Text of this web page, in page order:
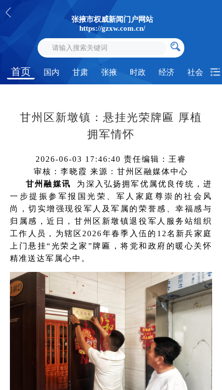
张掖市权威新闻门户网站
https://gzxw.com.cn/
首页 国内 甘肃 张掖 时政 经济 社会
甘州区新墩镇：悬挂光荣牌匾 厚植
拥军情怀
2026-06-03 17:46:40 责任编辑：王睿
审核：李晓霞 来源：甘州区融媒体中心
甘州融媒讯
为深入弘扬拥军优属优良传统，进
一步提振参军报国光荣、军人家庭尊崇的社会风
尚，切实增强现役军人及军属的荣誉感、幸福感与
归属感，近日，甘州区新墩镇退役军人服务站组织
工作人员，为辖区2026年春季入伍的12名新兵家庭
上门悬挂“光荣之家”牌匾，将党和政府的暖心关怀
精准送达军属心中。